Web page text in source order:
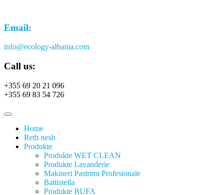
Email:
info@ecology-albania.com
Call us:
+355 69 20 21 096
+355 69 83 54 726
Home
Reth nesh
Produkte
Produkte WET CLEAN
Produkte Lavanderie
Makineri Pastrimi Profesionale
Battistella
Produkte BUFA